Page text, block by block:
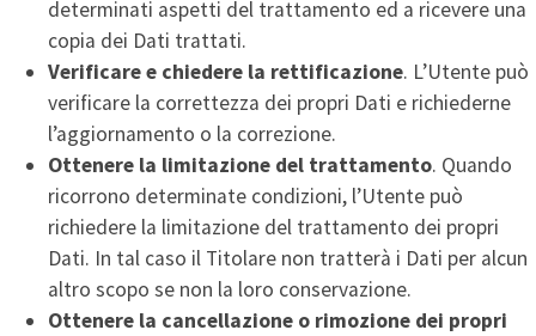
determinati aspetti del trattamento ed a ricevere una
copia dei Dati trattati.
Verificare e chiedere la rettificazione. L’Utente può
verificare la correttezza dei propri Dati e richiederne
l’aggiornamento o la correzione.
Ottenere la limitazione del trattamento. Quando
ricorrono determinate condizioni, l’Utente può
richiedere la limitazione del trattamento dei propri
Dati. In tal caso il Titolare non tratterà i Dati per alcun
altro scopo se non la loro conservazione.
Ottenere la cancellazione o rimozione dei propri